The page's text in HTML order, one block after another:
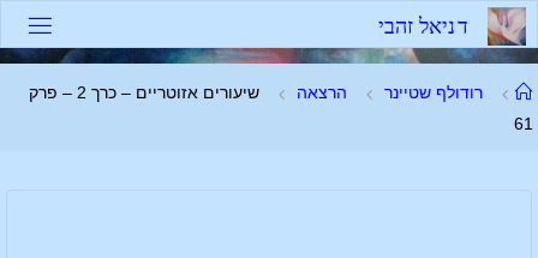
דניאל זהבי
רודולף שטיינר הרצאה
שיעורים אזוטריים – כרך 2 – פרק
61